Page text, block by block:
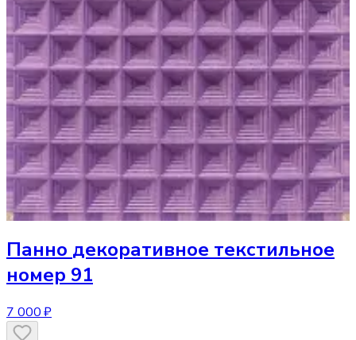
Панно декоративное текстильное
номер 91
7 000 ₽